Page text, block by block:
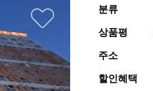
분류
상품평
주소
할인혜택